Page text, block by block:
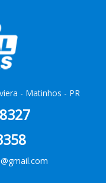
- Matinhos - PR